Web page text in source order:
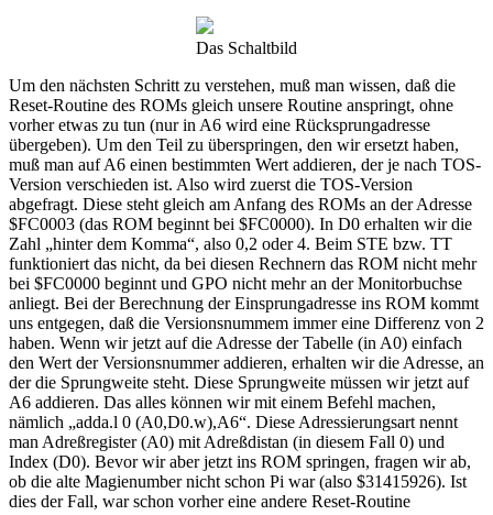
Das Schaltbild
Um den nächsten Schritt zu verstehen, muß man wissen, daß die
Reset-Routine des ROMs gleich unsere Routine anspringt, ohne
vorher etwas zu tun (nur in A6 wird eine Rücksprungadresse
übergeben). Um den Teil zu überspringen, den wir ersetzt haben,
muß man auf A6 einen bestimmten Wert addieren, der je nach TOS-
Version verschieden ist. Also wird zuerst die TOS-Version
abgefragt. Diese steht gleich am Anfang des ROMs an der Adresse
$FC0003 (das ROM beginnt bei $FC0000). In D0 erhalten wir die
Zahl „hinter dem Komma“, also 0,2 oder 4. Beim STE bzw. TT
funktioniert das nicht, da bei diesen Rechnern das ROM nicht mehr
bei $FC0000 beginnt und GPO nicht mehr an der Monitorbuchse
anliegt. Bei der Berechnung der Einsprungadresse ins ROM kommt
uns entgegen, daß die Versionsnummem immer eine Differenz von 2
haben. Wenn wir jetzt auf die Adresse der Tabelle (in A0) einfach
den Wert der Versionsnummer addieren, erhalten wir die Adresse, an
der die Sprungweite steht. Diese Sprungweite müssen wir jetzt auf
A6 addieren. Das alles können wir mit einem Befehl machen,
nämlich „adda.l 0 (A0,D0.w),A6“. Diese Adressierungsart nennt
man Adreßregister (A0) mit Adreßdistan (in diesem Fall 0) und
Index (D0). Bevor wir aber jetzt ins ROM springen, fragen wir ab,
ob die alte Magienumber nicht schon Pi war (also $31415926). Ist
dies der Fall, war schon vorher eine andere Reset-Routine